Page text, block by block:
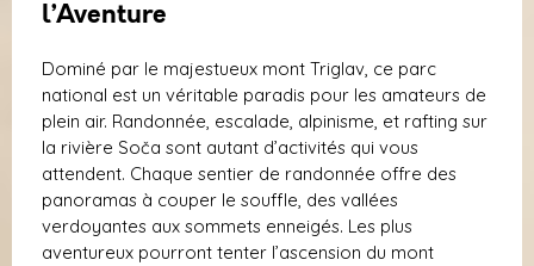
l’Aventure
Dominé par le majestueux mont Triglav, ce parc
national est un véritable paradis pour les amateurs de
plein air. Randonnée, escalade, alpinisme, et rafting sur
la rivière Soča sont autant d’activités qui vous
attendent. Chaque sentier de randonnée offre des
panoramas à couper le souffle, des vallées
verdoyantes aux sommets enneigés. Les plus
aventureux pourront tenter l’ascension du mont